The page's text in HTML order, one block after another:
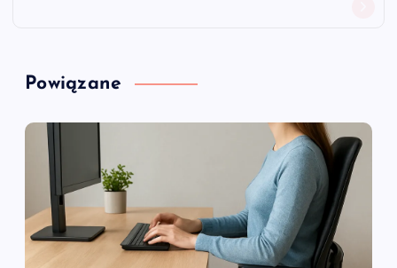
a
c
w
Powiązane